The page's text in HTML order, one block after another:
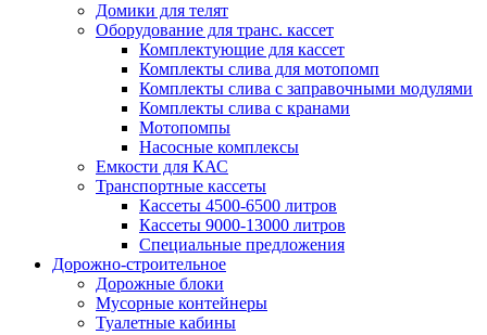
Домики для телят
Оборудование для транс. кассет
Комплектующие для кассет
Комплекты слива для мотопомп
Комплекты слива с заправочными модулями
Комплекты слива с кранами
Мотопомпы
Насосные комплексы
Емкости для КАС
Транспортные кассеты
Кассеты 4500-6500 литров
Кассеты 9000-13000 литров
Специальные предложения
Дорожно-строительное
Дорожные блоки
Мусорные контейнеры
Туалетные кабины